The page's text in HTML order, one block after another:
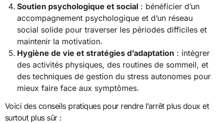
Soutien psychologique et social : bénéficier d’un
accompagnement psychologique et d’un réseau
social solide pour traverser les périodes difficiles et
maintenir la motivation.
Hygiène de vie et stratégies d’adaptation : intégrer
des activités physiques, des routines de sommeil, et
des techniques de gestion du stress autonomes pour
mieux faire face aux symptômes.
Voici des conseils pratiques pour rendre l’arrêt plus doux et
surtout plus sûr :